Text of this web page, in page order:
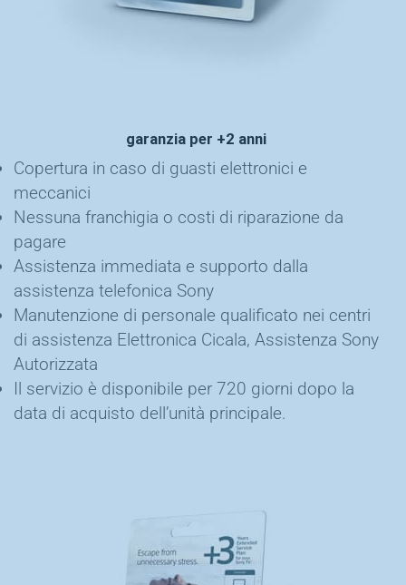
garanzia per +2 anni
Copertura in caso di guasti elettronici e
meccanici
Nessuna franchigia o costi di riparazione da
pagare
Assistenza immediata e supporto dalla
assistenza telefonica Sony
Manutenzione di personale qualificato nei centri
di assistenza Elettronica Cicala, Assistenza Sony
Autorizzata
Il servizio è disponibile per 720 giorni dopo la
data di acquisto dell’unità principale.